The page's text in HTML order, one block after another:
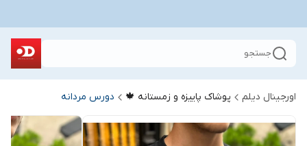
جستجو
اورجینال دیلم پوشاک پاییزه و زمستانه 🍁 دورس مردانه